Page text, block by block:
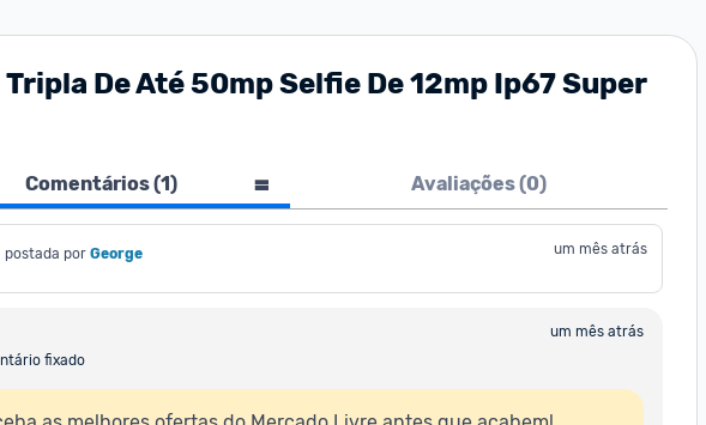
De Até 50mp Selfie De 12mp Ip67 Super
Comentários (1) Avaliações (0)
postada por George um mês atrás
um mês atrás
fixado